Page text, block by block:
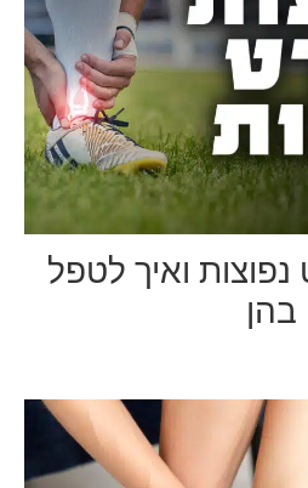
ואיך לטפל
בהן